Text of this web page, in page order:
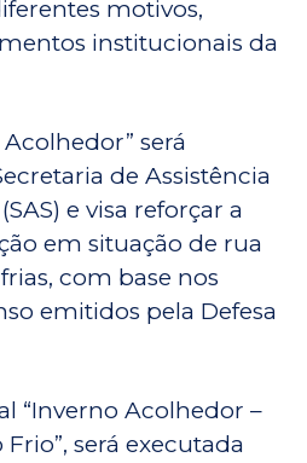
motivos,
institucionais da
será
de Assistência
e visa reforçar a
em situação de rua
com base nos
emitidos pela Defesa
“Inverno Acolhedor –
será executada